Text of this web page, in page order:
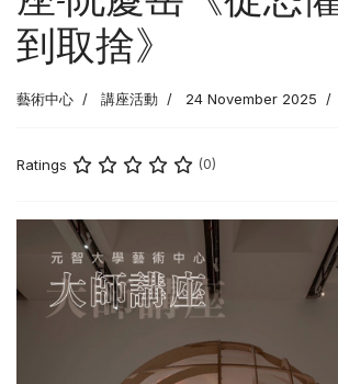
到取捨》
藝術中心 講座活動 24 November 2025
Ratings (0)